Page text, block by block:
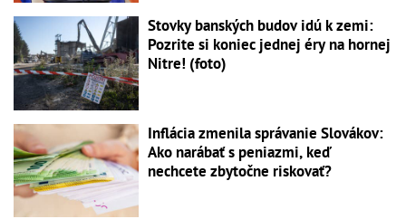
Stovky banských budov idú k zemi:
Pozrite si koniec jednej éry na hornej
Nitre! (foto)
Inflácia zmenila správanie Slovákov:
Ako narábať s peniazmi, keď
nechcete zbytočne riskovať?